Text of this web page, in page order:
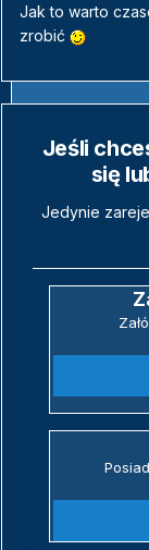
Jak to warto
zrobić
Jeśli
się
Jedynie